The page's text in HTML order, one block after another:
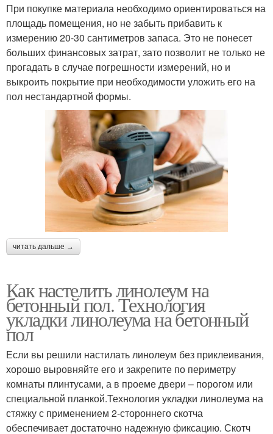
При покупке материала необходимо ориентироваться на
площадь помещения, но не забыть прибавить к
измерению 20-30 сантиметров запаса. Это не понесет
больших финансовых затрат, зато позволит не только не
прогадать в случае погрешности измерений, но и
выкроить покрытие при необходимости уложить его на
пол нестандартной формы.
читать дальше →
Как настелить линолеум на
бетонный пол. Технология
укладки линолеума на бетонный
пол
Если вы решили настилать линолеум без приклеивания,
хорошо выровняйте его и закрепите по периметру
комнаты плинтусами, а в проеме двери – порогом или
специальной планкой.Технология укладки линолеума на
стяжку с применением 2-стороннего скотча
обеспечивает достаточно надежную фиксацию. Скотч